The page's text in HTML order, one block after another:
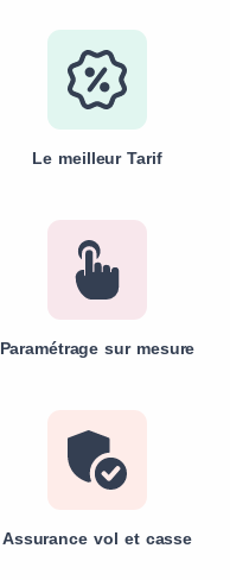
Le meilleur Tarif
Paramétrage sur mesure
Assurance vol et casse